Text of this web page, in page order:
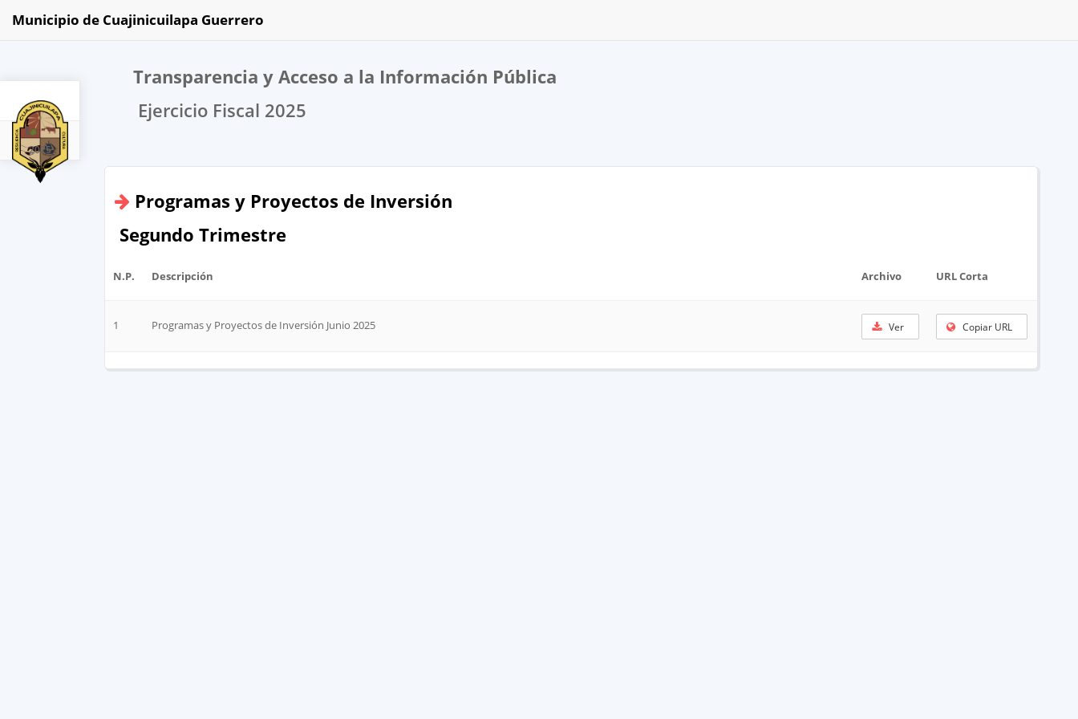
2025
Municipio de Cuajinicuilapa Guerrero
Transparencia y Acceso a la Información Pública
Ejercicio Fiscal 2025
Programas y Proyectos de Inversión
Segundo Trimestre
N.P. Descripción Archivo URL Corta
1 Programas y Proyectos de Inversión Junio 2025 Ver Copiar URL